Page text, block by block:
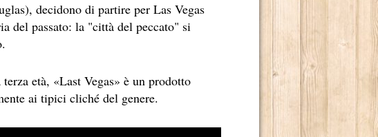
decidono di partire per Las Vegas
del passato: la "città del peccato" si
età, «Last Vegas» è un prodotto
ai tipici cliché del genere.